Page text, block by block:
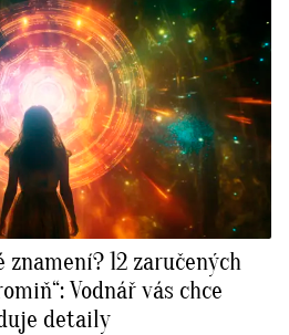
12 zaručených
Vodnář vás chce
detaily